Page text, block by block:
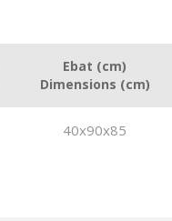
Ebat (cm)
Dimensions (cm)
40x90x85